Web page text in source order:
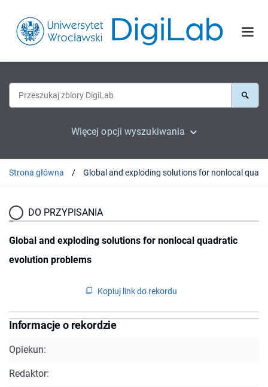
Więcej opcji wyszukiwania
Strona główna
DO PRZYPISANIA
Global and exploding solutions for nonlocal quadratic
evolution problems
Kopiuj link do rekordu
Informacje o rekordzie
Opiekun:
Redaktor: